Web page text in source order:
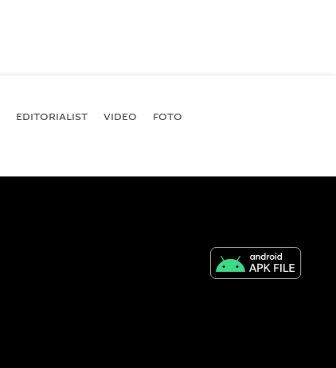
EDITORIALIST VIDEO FOTO